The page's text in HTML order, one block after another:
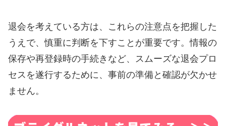
退会を考えている方は、これらの注意点を把握した
うえで、慎重に判断を下すことが重要です。情報の
保存や再登録時の手続きなど、スムーズな退会プロ
セスを遂行するために、事前の準備と確認が欠かせ
ません。